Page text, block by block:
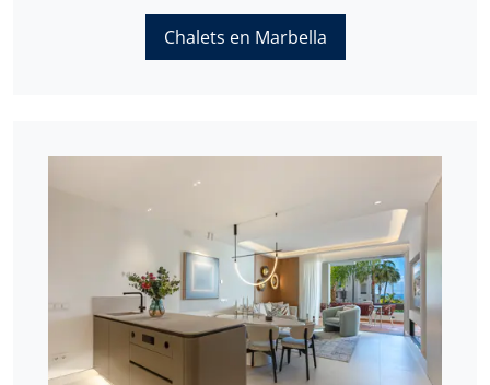
Chalets en Marbella